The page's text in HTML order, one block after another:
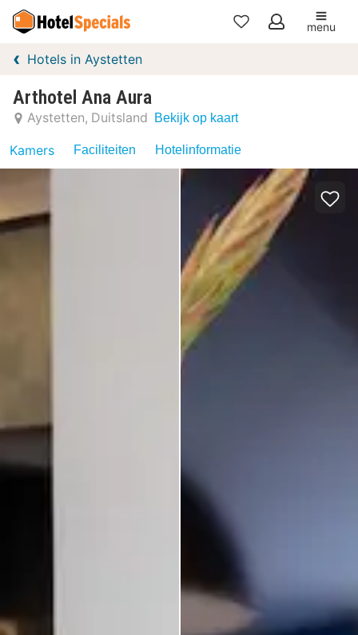
Mijn
menu
Hotels in Aystetten
Arthotel Ana Aura
Aystetten Duitsland Bekijk op kaart
Kamers Faciliteiten Hotelinformatie